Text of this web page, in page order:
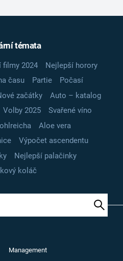
témata
filmy 2024
Nejlepší horory
času Partie
Počasí
začátky
Auto – katalog
Volby 2025
Svařené víno
Aloe vera
Výpočet ascendentu
Nejlepší palačinky
koláč
Management